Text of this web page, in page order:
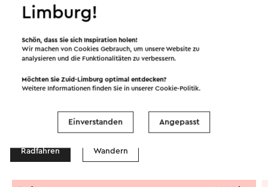
Routen in der Region
Radfahren Wandern
Limburg!
Schön, dass Sie sich Inspiration holen!
Wir machen von Cookies Gebrauch, um unsere Website zu
analysieren und die Funktionalitäten zu verbessern.
Möchten Sie Zuid-Limburg optimal entdecken?
Weitere Informationen finden Sie in unsererCookie-Politik.
Einverstanden Angepasst